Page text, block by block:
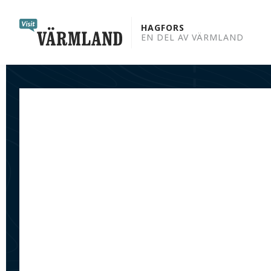
content
HAGFORS
EN DEL AV VÄRMLAND